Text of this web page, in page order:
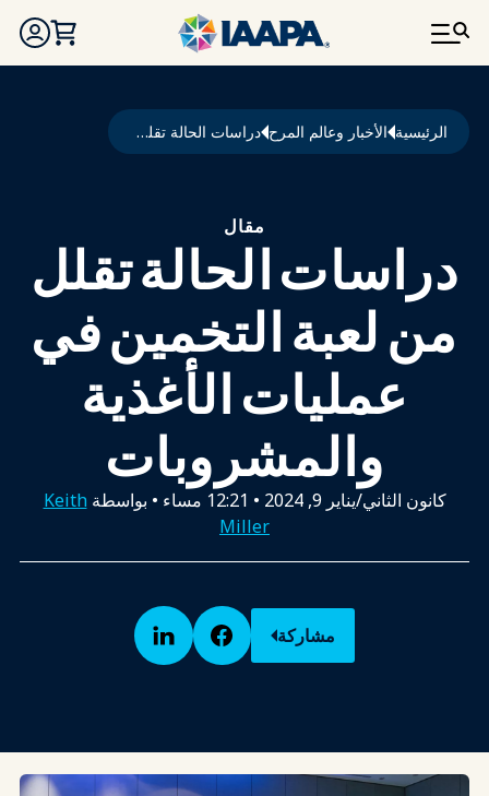
تجاوز إلى المحتوى الرئيسي
مسار التنقل
الرئيسية الأخبار وعالم المرح دراسات الحالة تقلل من لعبة التخمين في عمليات الأغذية والمشروبات
مقال
دراسات الحالة تقلل
من لعبة التخمين في
عمليات الأغذية
والمشروبات
كانون الثاني/يناير 9, 2024 • 12:21 مساء • بواسطةKeith
Miller
مشاركة